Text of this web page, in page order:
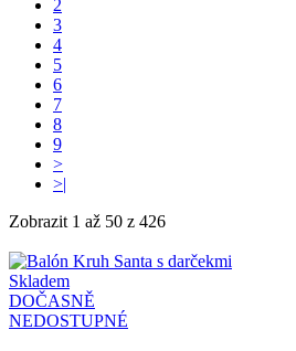
2
3
4
5
6
7
8
9
>
>|
Zobrazit 1 až 50 z 426
Skladem
DOČASNĚ
NEDOSTUPNÉ